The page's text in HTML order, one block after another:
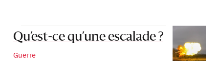
Qu’est-ce qu’une escalade ?
Guerre